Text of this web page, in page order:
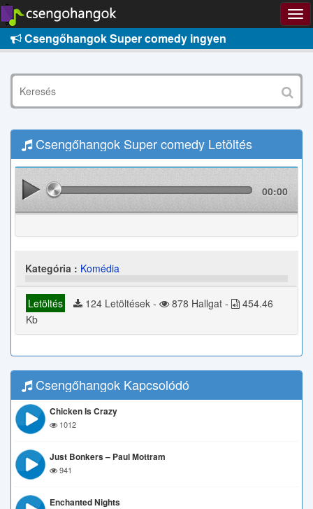
Csengőhangok Super comedy ingyen
Csengőhangok Super comedy Letöltés
00:00
Kategória : Komédia
Letöltés 124 Letöltések - 878 Hallgat -
454.46
Kb
Csengőhangok Kapcsolódó
Chicken Is Crazy
1012
Just Bonkers – Paul Mottram
941
Enchanted Nights